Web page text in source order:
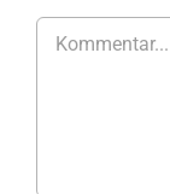
Kommentar